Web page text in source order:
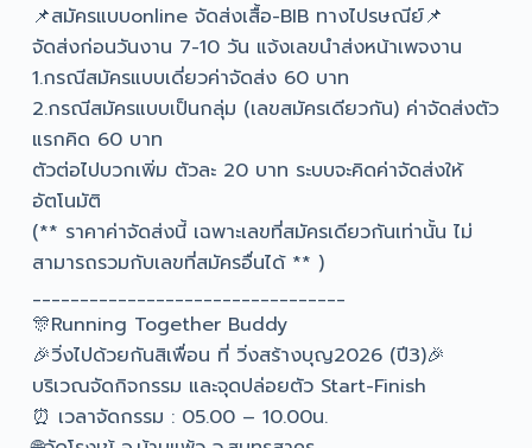
📌สมัครแบบonline จัดส่งเสื้อ-BIB ทางไปรษณีย์📌
จัดส่งก่อนวันงาน 7-10 วัน แจ้งเลขนำส่งหน้าเพจงาน
1.กรณีสมัครแบบเดี่ยวค่าจัดส่ง 60 บาท
2.กรณีสมัครแบบเป็นกลุ่ม (เลขสมัครเดียวกัน) ค่าจัดส่งตัว
แรกคิด 60 บาท
ตัวต่อไปบวกเพิ่ม ตัวละ 20 บาท ระบบจะคิดค่าจัดส่งให้
อัตโนมัติ
(** ราคาค่าจัดส่งนี้ เฉพาะเลขที่สมัครเดียวกันเท่านั้น ไม่
สามารถรวมกับเลขที่สมัครอื่นได้ ** )
_________________________________
🎊Running Together Buddy
🎉วิ่งไปด้วยกันสิเพื่อน ที่ วิ่งสร้างบุญ2026 (ปี3)🎉
บริเวณจัดกิจกรรม และจุดปล่อยตัว Start-Finish
⏰ เวลาจัดกรรม : 05.00 – 10.00น.